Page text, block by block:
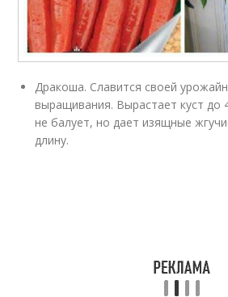
Дракоша. Славится своей
выращивания. Вырастает куст до
не балует, но дает изящные
длину.